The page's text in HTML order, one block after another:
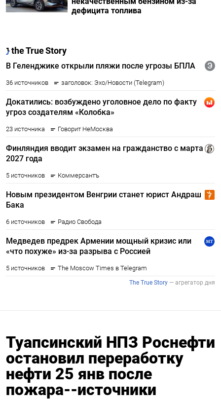
дефицита топлива
Туапсинский НПЗ Роснефти
остановил переработку
нефти 25 янв после
пожара--источники